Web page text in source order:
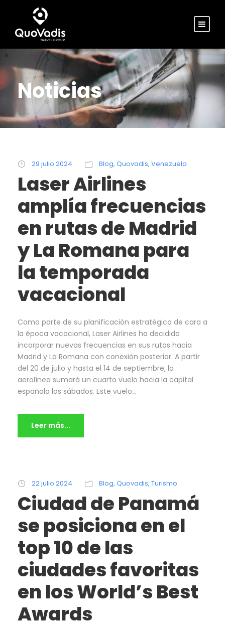
Noticias
29 julio 2024 Blog, Quovadis, Venezuela
Laser Airlines
amplía frecuencias
en rutas de Madrid
y La Romana para
la temporada
vacacional
Como parte de su planificación estratégica de cara a
la época vacacional, Laser Airlines ha decidido
incorporar nuevas frecuencias en sus rutas hacia
Madrid y La Romana con conexión posterior. A partir
del 20 de julio y hasta el 14 de septiembre, la
aerolínea sumará un cuarto vuelo hacia la capital
española los sábados. Este vuelo...
Leer más...
22 julio 2024 Blog, Quovadis, Turismo
Ciudad de Panamá
se posiciona en el
top 10 de las
ciudades favoritas
en los World’s Best
Awards